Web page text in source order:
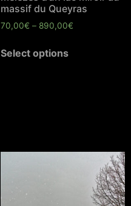
massif du Queyras
70,00€ – 890,00€
Select options